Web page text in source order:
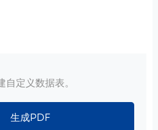
定义数据表。
生成PDF